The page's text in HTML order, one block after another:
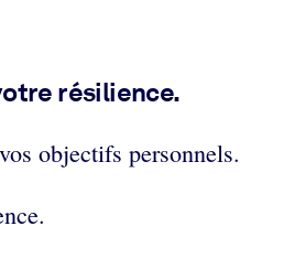
résilience.
objectifs personnels.